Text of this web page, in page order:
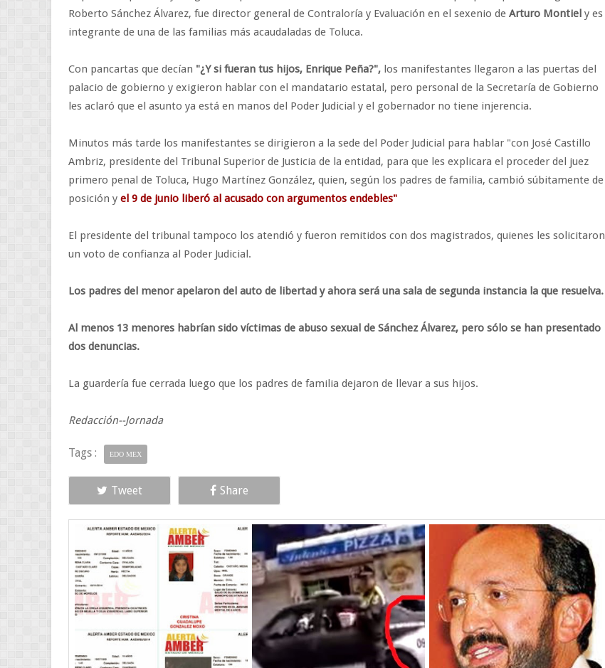
Roberto Sánchez Álvarez, fue director general de Contraloría y Evaluación en el sexenio de Arturo Montiel y es
integrante de una de las familias más acaudaladas de Toluca.
Con pancartas que decían "¿Y si fueran tus hijos, Enrique Peña?", los manifestantes llegaron a las puertas del
palacio de gobierno y exigieron hablar con el mandatario estatal, pero personal de la Secretaría de Gobierno
les aclaró que el asunto ya está en manos del Poder Judicial y el gobernador no tiene injerencia.
Minutos más tarde los manifestantes se dirigieron a la sede del Poder Judicial para hablar "con José Castillo
Ambriz, presidente del Tribunal Superior de Justicia de la entidad, para que les explicara el proceder del juez
primero penal de Toluca, Hugo Martínez González, quien, según los padres de familia, cambió súbitamente de
posición y el 9 de junio liberó al acusado con argumentos endebles"
El presidente del tribunal tampoco los atendió y fueron remitidos con dos magistrados, quienes les solicitaron
un voto de confianza al Poder Judicial.
Los padres del menor apelaron del auto de libertad y ahora será una sala de segunda instancia la que resuelva.
Al menos 13 menores habrían sido víctimas de abuso sexual de Sánchez Álvarez, pero sólo se han presentado
dos denuncias.
La guardería fue cerrada luego que los padres de familia dejaron de llevar a sus hijos.
Redacción--Jornada
Tags : EDO MEX
Tweet Share